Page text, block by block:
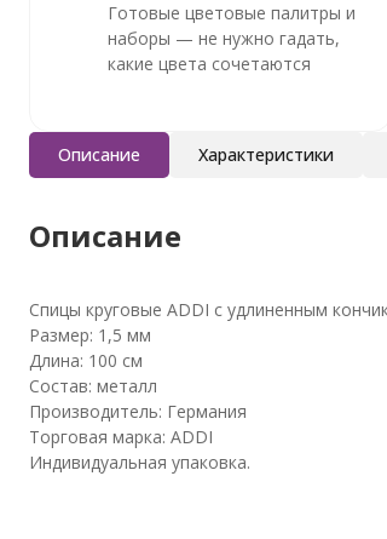
Готовые цветовые палитры и
наборы — не нужно гадать,
какие цвета сочетаются
Описание Характеристики
Описание
Спицы круговые ADDI с удлиненным
Размер: 1,5 мм
Длина: 100 см
Состав: металл
Производитель: Германия
Торговая марка: ADDI
Индивидуальная упаковка.